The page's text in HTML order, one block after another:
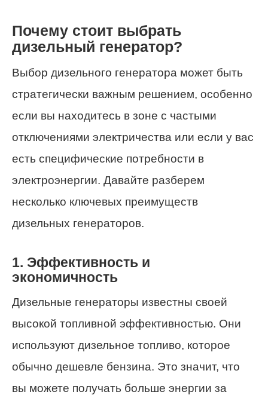
Почему стоит выбрать
дизельный генератор?
Выбор дизельного генератора может быть
стратегически важным решением, особенно
если вы находитесь в зоне с частыми
отключениями электричества или если у вас
есть специфические потребности в
электроэнергии. Давайте разберем
несколько ключевых преимуществ
дизельных генераторов.
1. Эффективность и
экономичность
Дизельные генераторы известны своей
высокой топливной эффективностью. Они
используют дизельное топливо, которое
обычно дешевле бензина. Это значит, что
вы можете получать больше энергии за